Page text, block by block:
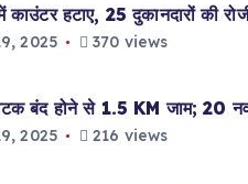
हटाए, 25 दुकानदारों की
2025 370 views
बंद होने से 1.5 KM जाम; 20
2025 216 views